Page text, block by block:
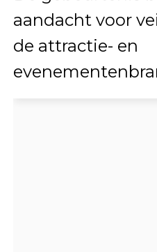
aandacht voor
de attractie- en